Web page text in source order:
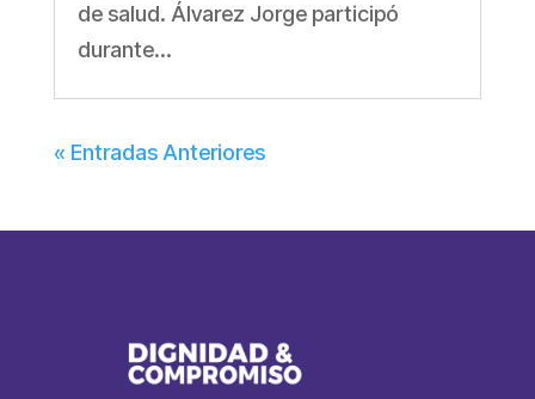
de salud. Álvarez Jorge participó
durante...
« Entradas Anteriores